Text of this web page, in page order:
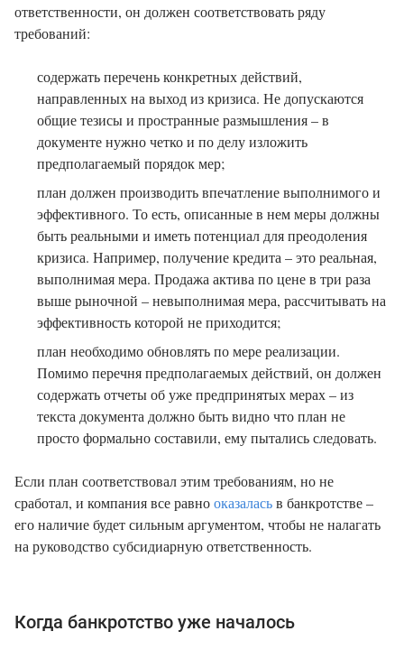
ответственности, он должен соответствовать ряду
требований:
содержать перечень конкретных действий,
направленных на выход из кризиса. Не допускаются
общие тезисы и пространные размышления – в
документе нужно четко и по делу изложить
предполагаемый порядок мер;
план должен производить впечатление выполнимого и
эффективного. То есть, описанные в нем меры должны
быть реальными и иметь потенциал для преодоления
кризиса. Например, получение кредита – это реальная,
выполнимая мера. Продажа актива по цене в три раза
выше рыночной – невыполнимая мера, рассчитывать на
эффективность которой не приходится;
план необходимо обновлять по мере реализации.
Помимо перечня предполагаемых действий, он должен
содержать отчеты об уже предпринятых мерах – из
текста документа должно быть видно что план не
просто формально составили, ему пытались следовать.
Если план соответствовал этим требованиям, но не
сработал, и компания все равнооказаласьв банкротстве –
его наличие будет сильным аргументом, чтобы не налагать
на руководство субсидиарную ответственность.
Когда банкротство уже началось